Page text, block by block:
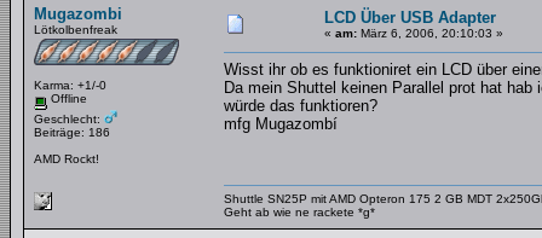
Mugazombi
Lötkolbenfreak
Karma: +1/-0
Offline
Geschlecht:
Beiträge: 186
AMD Rockt!
LCD Über USB Adapter
« am: März 6, 2006, 20:10:03 »
Wisst ihr ob es funktioniret ein LCD über
Da mein Shuttel keinen Parallel prot hat
würde das funktioren?
mfg Mugazombí
Shuttle SN25P mit AMD Opteron 175 2 GB MDT
Geht ab wie ne rackete *g*